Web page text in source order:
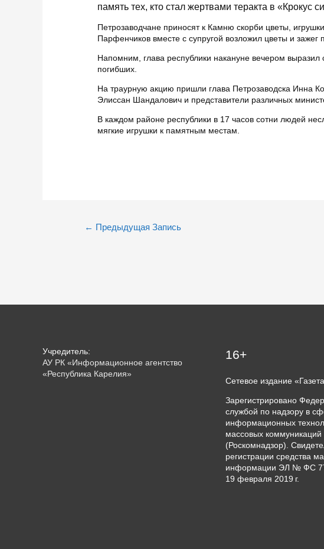
память тех, кто стал жертвами теракта в «Крокус
Петрозаводчане приносят к Камню скорби цветы,
Парфенчиков вместе с супругой возложил цветы и зажег
Напомним, глава республики накануне вечером
погибших.
На траурную акцию пришли глава Петрозаводска Инна
Элиссан Шандалович и представители различных
В каждом районе республики в 17 часов сотни людей
мягкие игрушки к памятным местам.
← Предыдущая Запись
Учредитель:
АУ РК «Информационное агентство
«Республика Карелия»
16+
Сетевое издание
Зарегистрировано
службой по надзору в
информационных
массовых коммуникаций
(Роскомнадзор).
регистрации средства
информации ЭЛ № ФС
19 февраля 2019 г.